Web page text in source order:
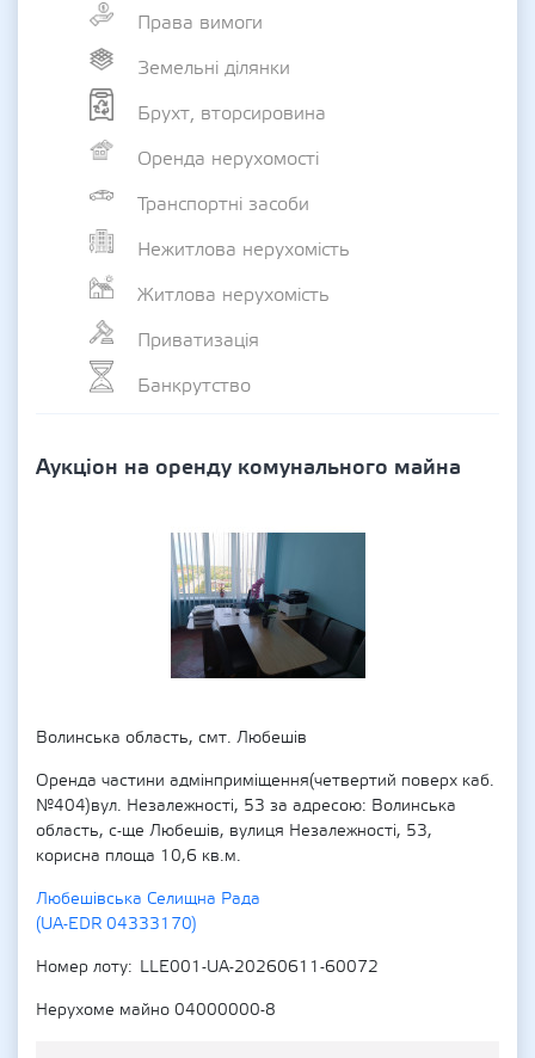
Права вимоги
Земельні ділянки
Брухт, вторсировина
Оренда нерухомості
Транспортні засоби
Нежитлова нерухомість
Житлова нерухомість
Приватизація
Банкрутство
Аукціон на оренду комунального майна
Волинська область, смт. Любешів
Оренда частини адмінприміщення(четвертий поверх каб.
№404)вул. Незалежності, 53 за адресою: Волинська
область, с-ще Любешів, вулиця Незалежності, 53,
корисна площа 10,6 кв.м.
Любешівська Селищна Рада
(UA-EDR 04333170)
Номер лоту
LLE001-UA-20260611-60072
Нерухоме майно 04000000-8